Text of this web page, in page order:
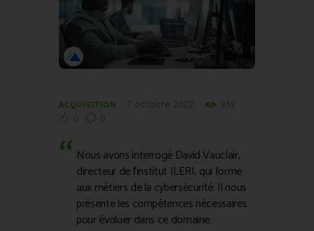
ACQUISITION
Nous avons interrogé David Vauclair,
directeur de l’institut ILERI, qui forme
aux métiers de la cybersécurité. Il nous
présente les compétences nécessaires
pour évoluer dans ce domaine.